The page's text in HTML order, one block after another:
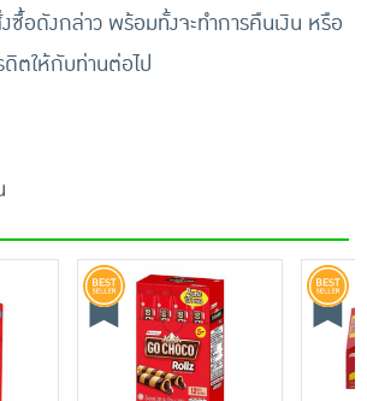
ซื้อดังกล่าว พร้อมทั้งจะทำการคืนเงิน หรือ
ดิตให้กับท่านต่อไป